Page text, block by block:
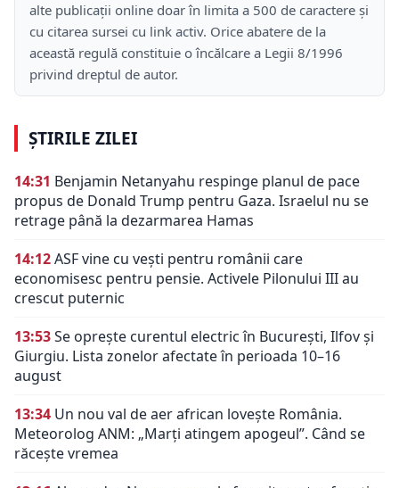
alte publicații online doar în limita a 500 de caractere și
cu citarea sursei cu link activ. Orice abatere de la
această regulă constituie o încălcare a Legii 8/1996
privind dreptul de autor.
ȘTIRILE ZILEI
14:31 Benjamin Netanyahu respinge planul de pace
propus de Donald Trump pentru Gaza. Israelul nu se
retrage până la dezarmarea Hamas
14:12ASF vine cu vești pentru românii care
economisesc pentru pensie. Activele Pilonului III au
crescut puternic
13:53Se oprește curentul electric în București, Ilfov și
Giurgiu. Lista zonelor afectate în perioada 10–16
august
13:34 Un nou val de aer african lovește România.
Meteorolog ANM: „Marți atingem apogeul”. Când se
răcește vremea